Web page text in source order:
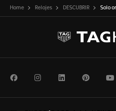
Home Relojes DESCUBRIR Solo
FacebookInstagramLinkedIn